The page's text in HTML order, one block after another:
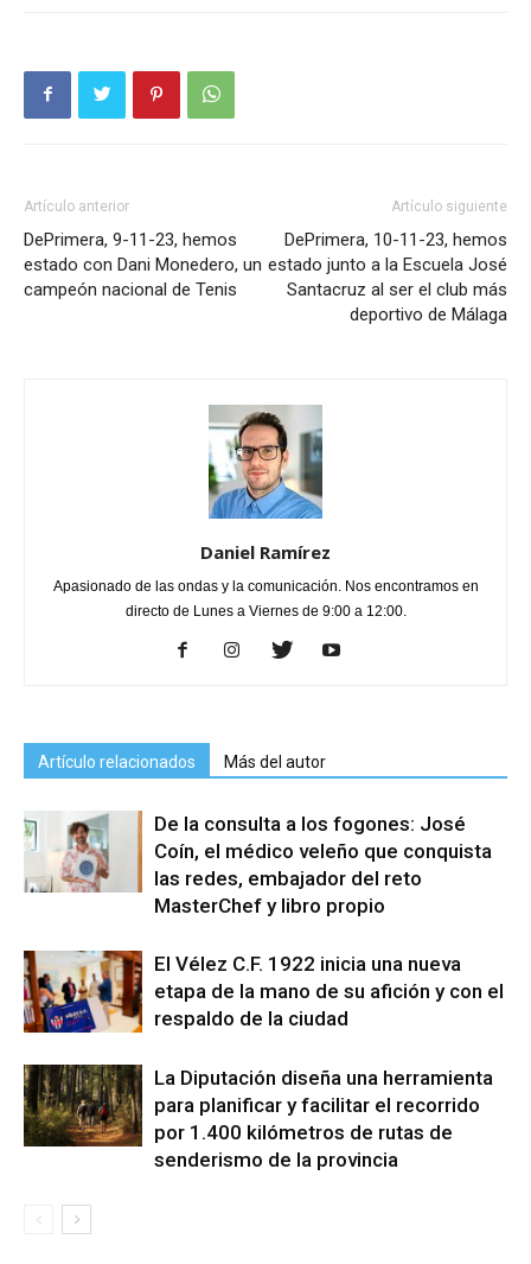
Artículo anterior
DePrimera, 9-11-23, hemos
estado con Dani Monedero, un
campeón nacional de Tenis
Artículo siguiente
DePrimera, 10-11-23, hemos
estado junto a la Escuela José
Santacruz al ser el club más
deportivo de Málaga
Daniel Ramírez
Apasionado de las ondas y la comunicación. Nos encontramos en
directo de Lunes a Viernes de 9:00 a 12:00.
Artículo relacionados Más del autor
De la consulta a los fogones: José
Coín, el médico veleño que conquista
las redes, embajador del reto
MasterChef y libro propio
El Vélez C.F. 1922 inicia una nueva
etapa de la mano de su afición y con el
respaldo de la ciudad
La Diputación diseña una herramienta
para planificar y facilitar el recorrido
por 1.400 kilómetros de rutas de
senderismo de la provincia